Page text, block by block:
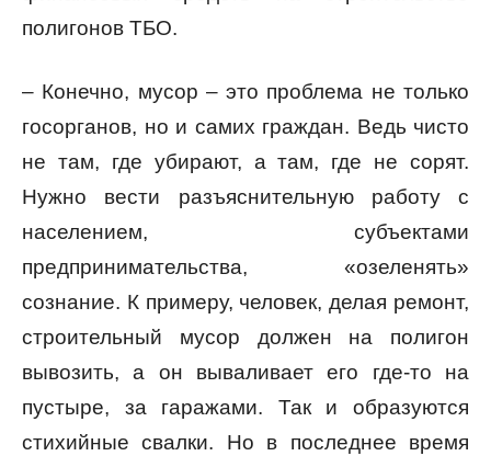
полигонов ТБО.
– Конечно, мусор – это проблема не только
госорганов, но и самих граждан. Ведь чисто
не там, где убирают, а там, где не сорят.
Нужно вести разъяснительную работу с
населением, субъектами
предпринимательства, «озеленять»
сознание. К примеру, человек, делая ремонт,
строительный мусор должен на полигон
вывозить, а он вываливает его где-то на
пустыре, за гаражами. Так и образуются
стихийные свалки. Но в последнее время